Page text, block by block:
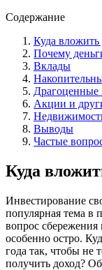
Содержание
Куда вложить
Почему
Вклады
Драгоценные
Акции и
Выводы
Частые
Куда
Инвестирование
популярная тема в
вопрос
особенно остро.
года так, чтобы не
получить доход?